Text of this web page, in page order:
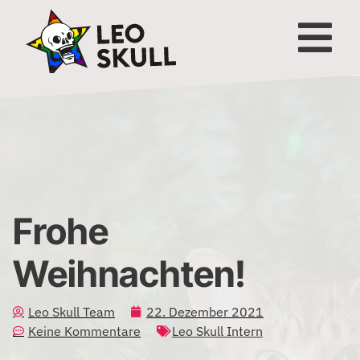
Frohe
Weihnachten!
Leo Skull Team
22. Dezember 2021
Keine Kommentare
Leo Skull Intern